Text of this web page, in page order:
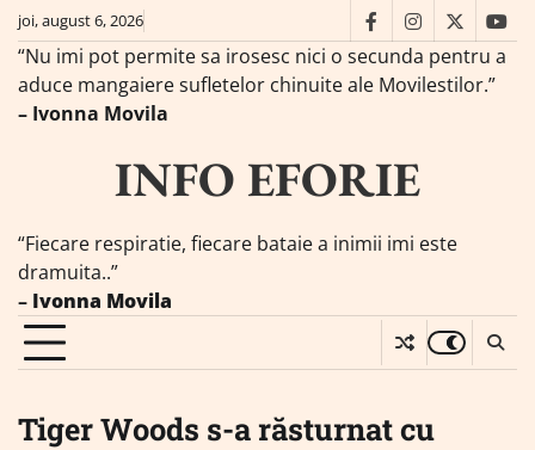
Skip
content
joi, august 6, 2026 facebookinstagram
twitter
“Nu imi pot permite sa irosesc nici o secunda pentru a
aduce mangaiere sufletelor chinuite ale Movilestilor.”
– Ivonna Movila
INFO EFORIE
“Fiecare respiratie, fiecare bataie a inimii imi este
dramuita..”
– Ivonna Movila
Tiger Woods s-a răsturnat cu